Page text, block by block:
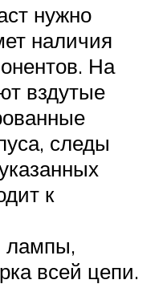
нужно
наличия
На
вздутые
следы
к
лампы,
всей цепи.